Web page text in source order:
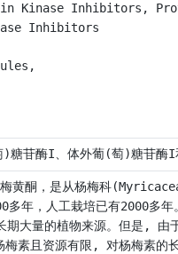
Kinase Inhibitors,
Inhibitors
苷酶I、体外葡(萄)糖苷酶I
黄酮，是从杨梅科
多年，人工栽培已有2000多
大量的植物来源。但是, 由
素且资源有限, 对杨梅素的